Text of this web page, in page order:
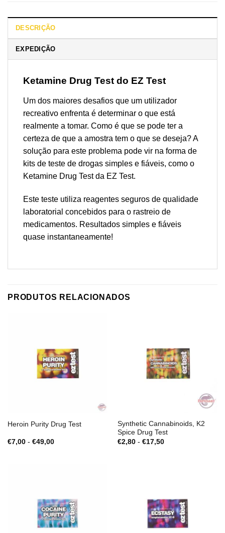
DESCRIÇÃO
EXPEDIÇÃO
Ketamine Drug Test do EZ Test
Um dos maiores desafios que um utilizador
recreativo enfrenta é determinar o que está
realmente a tomar. Como é que se pode ter a
certeza de que a amostra tem o que se deseja? A
solução para este problema pode vir na forma de
kits de teste de drogas simples e fiáveis, como o
Ketamine Drug Test da EZ Test.
Este teste utiliza reagentes seguros de qualidade
laboratorial concebidos para o rastreio de
medicamentos. Resultados simples e fiáveis
quase instantaneamente!
PRODUTOS RELACIONADOS
Heroin Purity Drug Test
€7,00 - €49,00Gama
Synthetic Cannabinoids, K2
Spice Drug Test
€2,80 - €17,50Gama